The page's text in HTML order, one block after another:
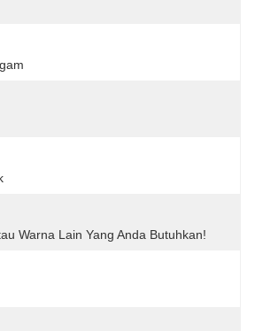
Warna Lain Yang Anda Butuhkan!